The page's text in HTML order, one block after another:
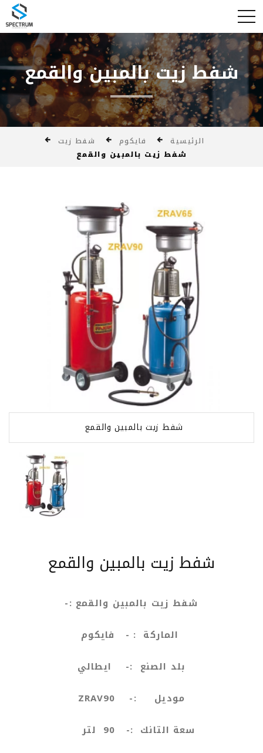
شفط زيت بالمبين والقمع
الرئيسية فايكوم
شفط زيت
شفط زيت بالمبين والقمع
شفط زيت بالمبين والقمع
شفط زيت بالمبين والقمع
شفط زيت بالمبين والقمع :-
الماركة : - فايكوم
بلد الصنع :- ايطالي
موديل :- ZRAV90
سعة التانك :- 90 لتر